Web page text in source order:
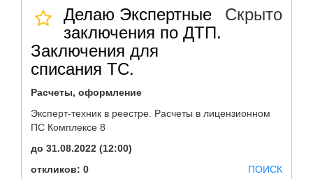
Делаю Экспертные
заключения по ДТП.
Заключения для
списания ТС.
Скрыто
Расчеты, оформление
Эксперт-техник в реестре. Расчеты в лицензионном
ПС Комплексе 8
до 31.08.2022 (12:00)
откликов: 0
ПОИСК